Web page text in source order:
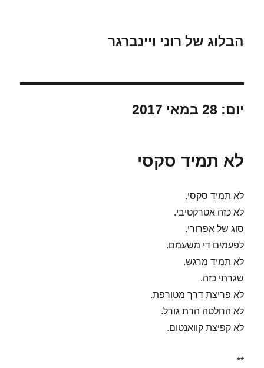
הבלוג של רוני ויינברגר
יום: 28 במאי 2017
לא תמיד סקסי
לא תמיד סקסי.
לא כזה אטרקטיבי.
סוג של אפרורי.
לפעמים די משעמם.
לא תמיד מרגש.
שגרתי כזה.
לא פריצת דרך מטורפת.
לא החלטה הרת גורל.
לא קפיצת קוואנטום.
**